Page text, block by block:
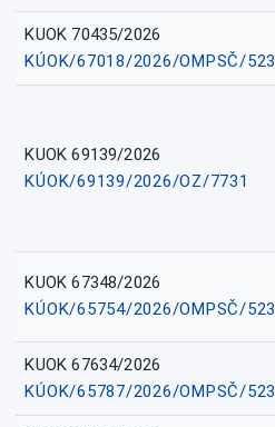
KUOK 70435/2026
KÚOK/67018/2026/OMPSČ/523
KUOK 69139/2026
KÚOK/69139/2026/OZ/7731
KUOK 67348/2026
KÚOK/65754/2026/OMPSČ/523
KUOK 67634/2026
KÚOK/65787/2026/OMPSČ/523